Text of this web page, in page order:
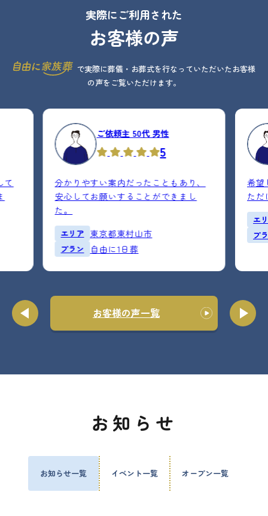
実際にご利用された
お客様の声
で実際に葬儀・お葬式を行なっていただいたお客様
の声をご覧いただけます。
て
ご依頼主 50代 男性
5
分かりやすい案内だったこともあり、
安心してお願いすることができまし
た。
エリア 東京都東村山市
プラン 自由に1日葬
希望
ただ
エ
プ
お客様の声一覧
お知らせ
お知らせ一覧 イベント一覧 オープン一覧